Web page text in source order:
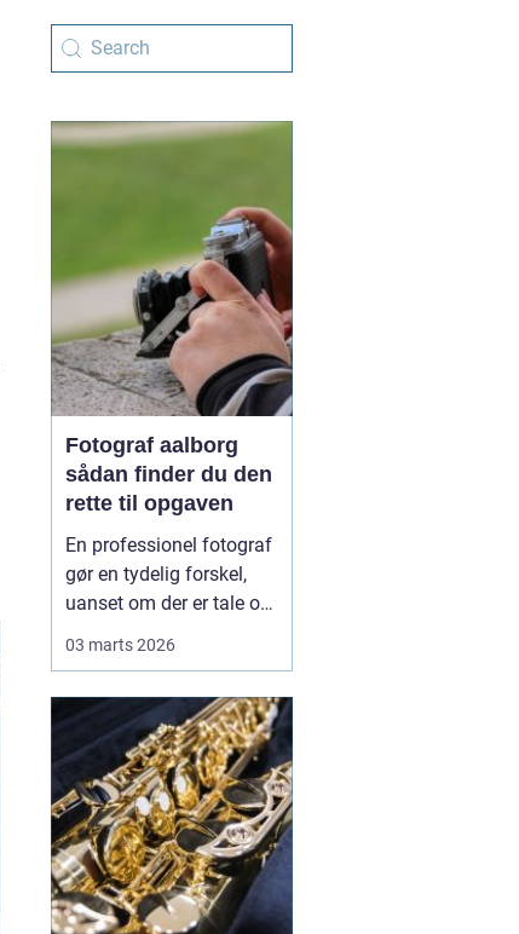
Fotograf aalborg
sådan finder du den
rette til opgaven
En professionel fotograf
gør en tydelig forskel,
uanset om der er tale om
Mange oplever, at
mobilen klarer
hverdagens snapshots
fint, men når øjeblikket
kun sker én gang, ...
03 marts 2026